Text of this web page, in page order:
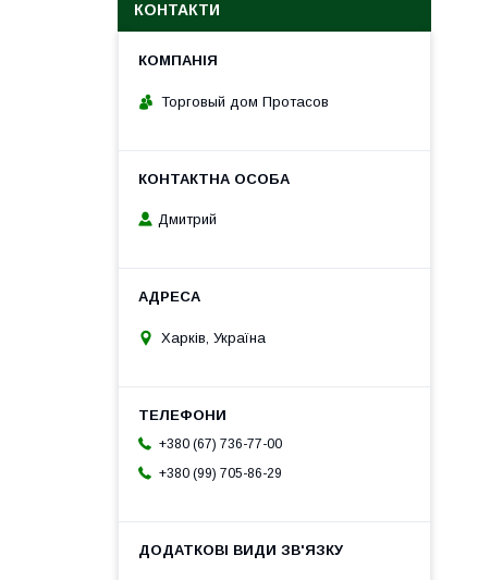
КОНТАКТИ
Торговый дом Протасов
Дмитрий
Харків, Україна
+380 (67) 736-77-00
+380 (99) 705-86-29